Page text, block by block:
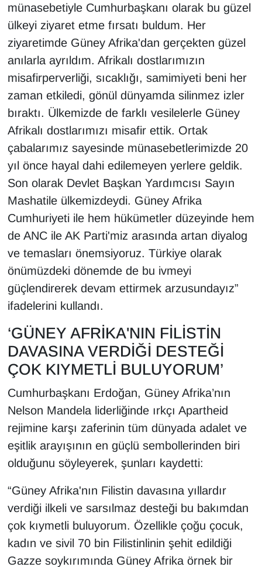
münasebetiyle Cumhurbaşkanı olarak bu güzel
ülkeyi ziyaret etme fırsatı buldum. Her
ziyaretimde Güney Afrika'dan gerçekten güzel
anılarla ayrıldım. Afrikalı dostlarımızın
misafirperverliği, sıcaklığı, samimiyeti beni her
zaman etkiledi, gönül dünyamda silinmez izler
bıraktı. Ülkemizde de farklı vesilelerle Güney
Afrikalı dostlarımızı misafir ettik. Ortak
çabalarımız sayesinde münasebetlerimizde 20
yıl önce hayal dahi edilemeyen yerlere geldik.
Son olarak Devlet Başkan Yardımcısı Sayın
Mashatile ülkemizdeydi. Güney Afrika
Cumhuriyeti ile hem hükümetler düzeyinde hem
de ANC ile AK Parti'miz arasında artan diyalog
ve temasları önemsiyoruz. Türkiye olarak
önümüzdeki dönemde de bu ivmeyi
güçlendirerek devam ettirmek arzusundayız”
ifadelerini kullandı.
‘GÜNEY AFRİKA'NIN FİLİSTİN
DAVASINA VERDİĞİ DESTEĞİ
ÇOK KIYMETLİ BULUYORUM’
Cumhurbaşkanı Erdoğan, Güney Afrika’nın
Nelson Mandela liderliğinde ırkçı Apartheid
rejimine karşı zaferinin tüm dünyada adalet ve
eşitlik arayışının en güçlü sembollerinden biri
olduğunu söyleyerek, şunları kaydetti:
“Güney Afrika'nın Filistin davasına yıllardır
verdiği ilkeli ve sarsılmaz desteği bu bakımdan
çok kıymetli buluyorum. Özellikle çoğu çocuk,
kadın ve sivil 70 bin Filistinlinin şehit edildiği
Gazze soykırımında Güney Afrika örnek bir
Seri İlan
Sinema - TV
SİYASET
SPOR
TEBRİK
TEKNOLOJİ
Turizm
VAN'DA SPOR
YAŞAM